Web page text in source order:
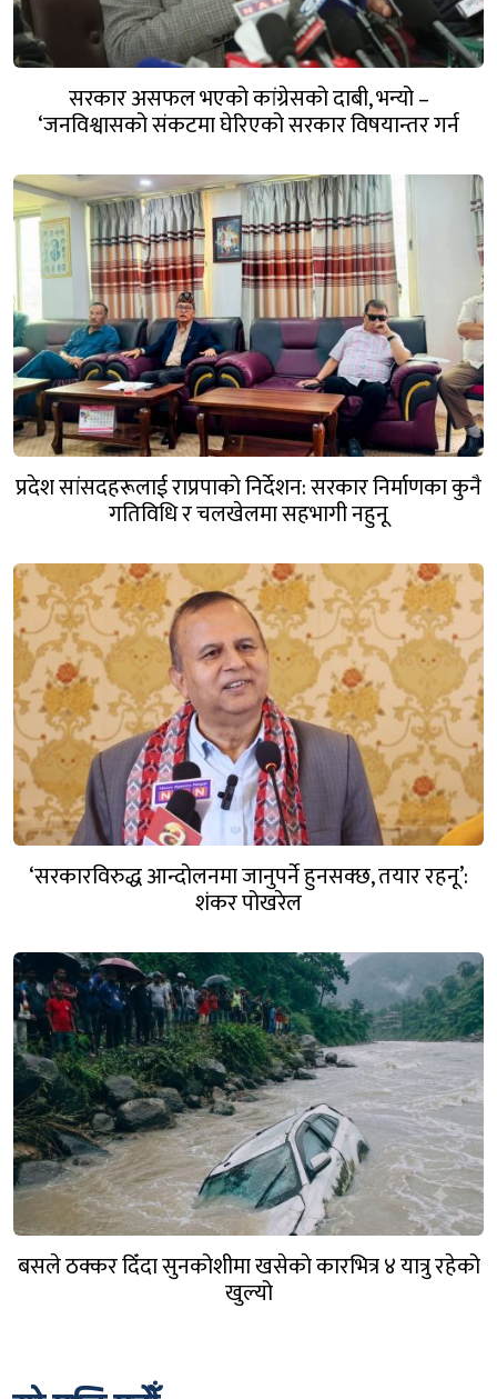
सरकार असफल भएको कांग्रेसको दाबी, भन्यो –
‘जनविश्वासको संकटमा घेरिएको सरकार विषयान्तर गर्न
प्रदेश सांसदहरूलाई राप्रपाको निर्देशन: सरकार निर्माणका कुनै
गतिविधि र चलखेलमा सहभागी नहुनू
‘सरकारविरुद्ध आन्दोलनमा जानुपर्ने हुनसक्छ, तयार रहनू’:
शंकर पोखरेल
बसले ठक्कर दिँदा सुनकोशीमा खसेकाे कारभित्र ४ यात्रु रहेको
खुल्यो